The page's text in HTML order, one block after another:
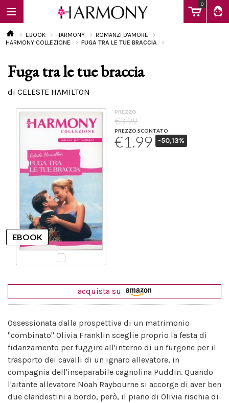
0
EBOOK
EBOOK HARMONY
ROMANZI D'AMORE
HARMONY COLLEZIONE
FUGA TRA LE TUE BRACCIA
Fuga tra le tue braccia
di CELESTE HAMILTON
PREZZO
€3.99
PREZZO SCONTATO
€1.99 -50,13%
acquista su
Ossessionata dalla prospettiva di un matrimonio
"combinato" Olivia Franklin sceglie proprio la festa di
fidanzamento per fuggire all'interno di un furgone per il
trasporto dei cavalli di un ignaro allevatore, in
compagnia dell'inseparabile cagnolina Puddin. Quando
l'aitante allevatore Noah Raybourne si accorge di aver ben
due clandestini a bordo, però, il piano di Olivia rischia di